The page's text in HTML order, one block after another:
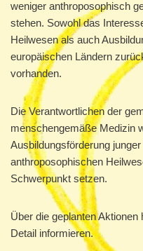
weniger anthroposophisch
stehen. Sowohl das
Heilwesen als auch
europäischen Ländern
vorhanden.
Die Verantwortlichen der
menschengemäße Medizin
Ausbildungsförderung
anthroposophischen
Schwerpunkt setzen.
Über die geplanten
Detail informieren.